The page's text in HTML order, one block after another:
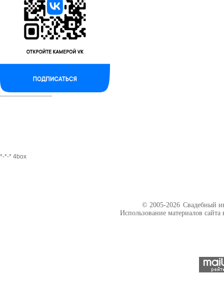
--------------------------
*-*-* 4box
© 2005-2026 Свадебный
Использование материалов